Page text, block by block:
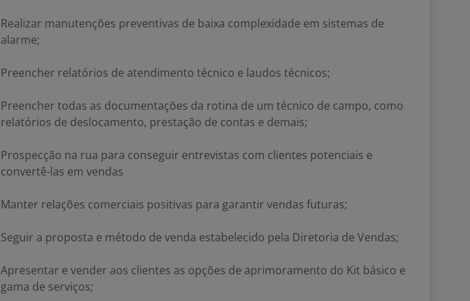
Realizar manutenções preventivas de baixa complexidade em sistemas de
alarme;
Preencher relatórios de atendimento técnico e laudos técnicos;
Preencher todas as documentações da rotina de um técnico de campo, como
relatórios de deslocamento, prestação de contas e demais;
Prospecção na rua para conseguir entrevistas com clientes potenciais e
convertê-las em vendas
Manter relações comerciais positivas para garantir vendas futuras;
Seguir a proposta e método de venda estabelecido pela Diretoria de Vendas;
Apresentar e vender aos clientes as opções de aprimoramento do Kit básico e
gama de serviços;